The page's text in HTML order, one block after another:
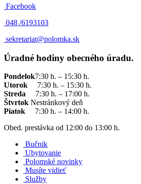
Facebook
048 /6193103
sekretariat@polomka.sk
Úradné hodiny obecného úradu.
Pondelok7:30 h. – 15:30 h.
Utorok 7:30 h. – 15:30 h.
Streda 7:30 h. – 17:00 h.
Štvrtok Nestránkový deň
Piatok
7:30 h. – 14:00 h.
Obed. prestávka od 12:00 do 13:00 h.
Bučnik
Ubytovanie
Polomské novinky
Musíte vidieť
Služby